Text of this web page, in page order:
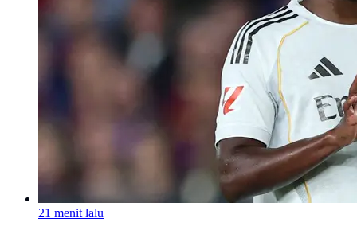
21 menit lalu